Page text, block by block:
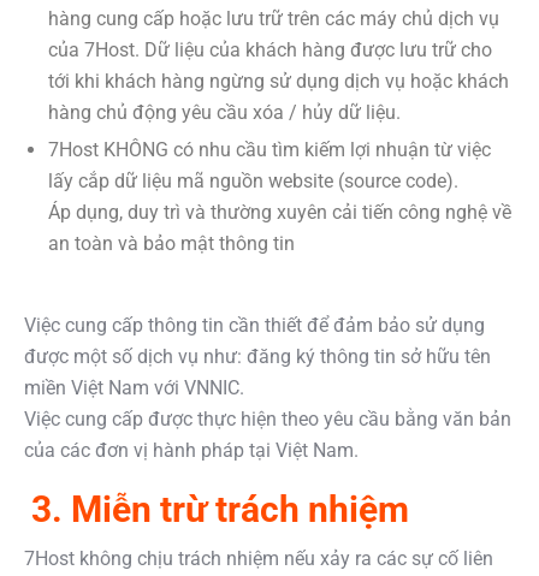
hàng cung cấp hoặc lưu trữ trên các máy chủ dịch vụ
của 7Host. Dữ liệu của khách hàng được lưu trữ cho
tới khi khách hàng ngừng sử dụng dịch vụ hoặc khách
hàng chủ động yêu cầu xóa / hủy dữ liệu.
7Host KHÔNG có nhu cầu tìm kiếm lợi nhuận từ việc
lấy cắp dữ liệu mã nguồn website (source code).
Áp dụng, duy trì và thường xuyên cải tiến công nghệ về
an toàn và bảo mật thông tin
Việc cung cấp thông tin cần thiết để đảm bảo sử dụng
được một số dịch vụ như: đăng ký thông tin sở hữu tên
miền Việt Nam với VNNIC.
Việc cung cấp được thực hiện theo yêu cầu bằng văn bản
của các đơn vị hành pháp tại Việt Nam.
3. Miễn trừ trách nhiệm
7Host không chịu trách nhiệm nếu xảy ra các sự cố liên